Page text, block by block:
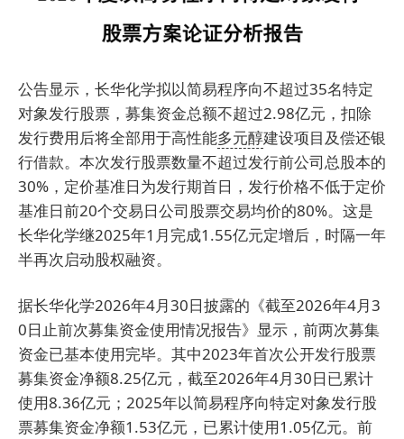
公告显示，长华化学拟以简易程序向不超过35名特定
对象发行股票，募集资金总额不超过2.98亿元，扣除
发行费用后将全部用于高性能多元醇建设项目及偿还银
行借款。本次发行股票数量不超过发行前公司总股本的
30%，定价基准日为发行期首日，发行价格不低于定价
基准日前20个交易日公司股票交易均价的80%。这是
长华化学继2025年1月完成1.55亿元定增后，时隔一年
半再次启动股权融资。
据长华化学2026年4月30日披露的《截至2026年4月3
0日止前次募集资金使用情况报告》显示，前两次募集
资金已基本使用完毕。其中2023年首次公开发行股票
募集资金净额8.25亿元，截至2026年4月30日已累计
使用8.36亿元；2025年以简易程序向特定对象发行股
票募集资金净额1.53亿元，已累计使用1.05亿元。前